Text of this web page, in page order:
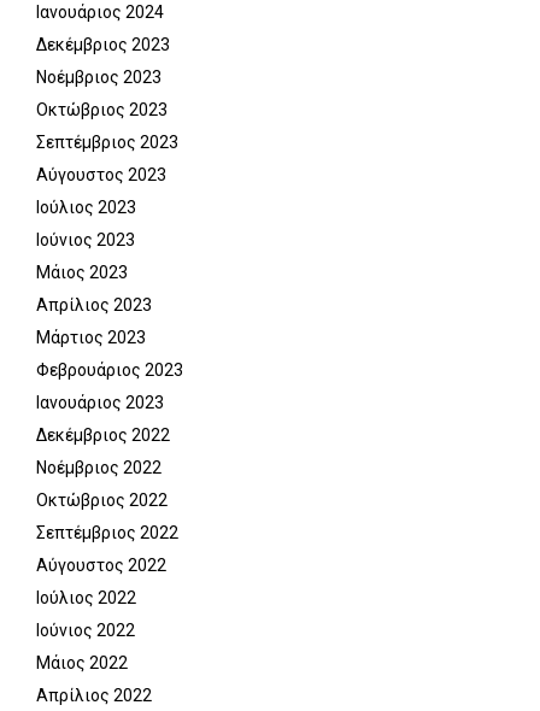
Ιανουάριος 2024
Δεκέμβριος 2023
Νοέμβριος 2023
Οκτώβριος 2023
Σεπτέμβριος 2023
Αύγουστος 2023
Ιούλιος 2023
Ιούνιος 2023
Μάιος 2023
Απρίλιος 2023
Μάρτιος 2023
Φεβρουάριος 2023
Ιανουάριος 2023
Δεκέμβριος 2022
Νοέμβριος 2022
Οκτώβριος 2022
Σεπτέμβριος 2022
Αύγουστος 2022
Ιούλιος 2022
Ιούνιος 2022
Μάιος 2022
Απρίλιος 2022